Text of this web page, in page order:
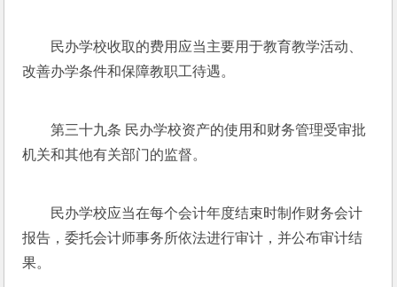
民办学校收取的费用应当主要用于教育教学活动、
改善办学条件和保障教职工待遇。
第三十九条 民办学校资产的使用和财务管理受审批
机关和其他有关部门的监督。
民办学校应当在每个会计年度结束时制作财务会计
报告，委托会计师事务所依法进行审计，并公布审计结
果。